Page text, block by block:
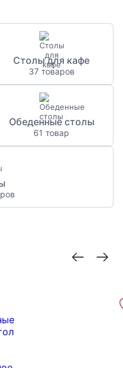
Столы для кафе
37 товаров
Обеденные столы
61 товар